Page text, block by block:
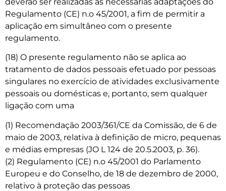
Regulamento (CE) n.o 45/2001, a fim de permitir a
aplicação em simultâneo com o presente
regulamento.
(18) O presente regulamento não se aplica ao
tratamento de dados pessoais efetuado por pessoas
singulares no exercício de atividades exclusivamente
pessoais ou domésticas e, portanto, sem qualquer
ligação com uma
(1) Recomendação 2003/361/CE da Comissão, de 6 de
maio de 2003, relativa à definição de micro, pequenas
e médias empresas (JO L 124 de 20.5.2003, p. 36).
(2) Regulamento (CE) n.o 45/2001 do Parlamento
Europeu e do Conselho, de 18 de dezembro de 2000,
relativo à proteção das pessoas